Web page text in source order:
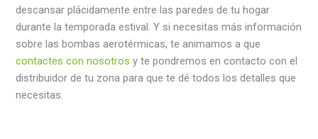
descansar plácidamente entre las paredes de tu hogar
durante la temporada estival. Y si necesitas más información
sobre las bombas aerotérmicas, te animamos a que
contactes con nosotros y te pondremos en contacto con el
distribuidor de tu zona para que te dé todos los detalles que
necesitas.